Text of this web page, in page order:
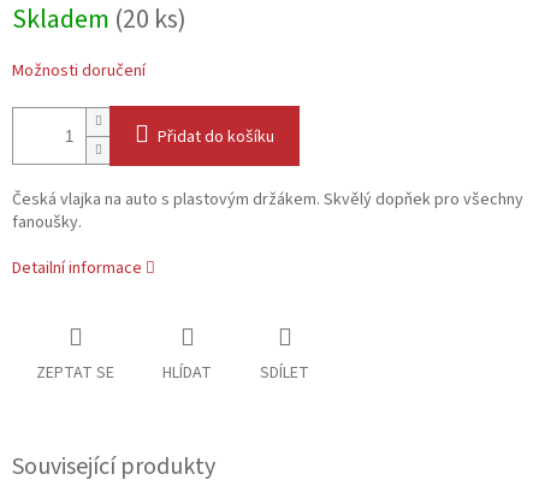
Skladem (20 ks)
Možnosti doručení
Přidat do košíku
Česká vlajka na auto s plastovým držákem. Skvělý dopňek pro všechny
fanoušky.
Detailní informace
ZEPTAT SE HLÍDAT SDÍLET
Související produkty